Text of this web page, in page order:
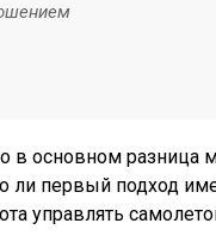
в основном разница
ли первый подход
управлять